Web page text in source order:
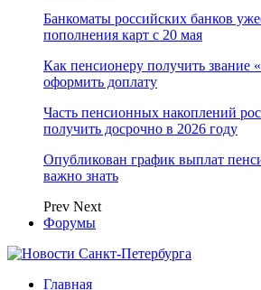
Банкоматы российских банков
пополнения карт с 20 мая
Как пенсионеру получить звание
оформить доплату
Часть пенсионных накоплений
получить досрочно в 2026 году
Опубликован график выплат
важно знать
Prev Next
Форумы
Главная